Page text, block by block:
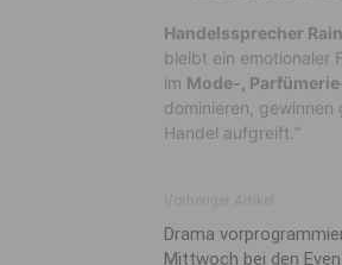
Handelssprecher
bleibt ein emotionaler
im Mode-,
dominieren, gewinnen
Handel aufgreift.“
Drama
Mittwoch bei den